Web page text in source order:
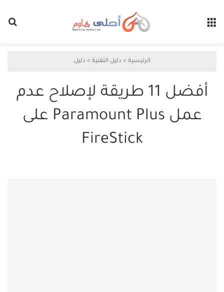
الرئيسية > دليل التقنية > دليل
أفضل 11 طريقة لإصلاح عدم
عمل Paramount Plus على
FireStick